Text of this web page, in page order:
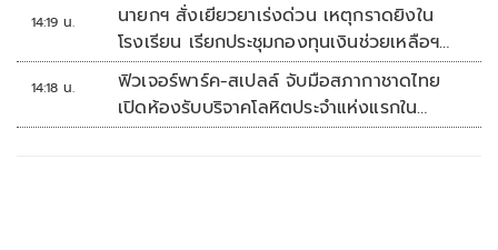
14:19 น.
นายกฯ สั่งเยียวยาเร่งด่วน เหตุกราดยิงใน
โรงเรียน เรียกประชุมกองทุนเงินช่วยเหลือฯ
ทันที
14:18 น.
ฟิวเจอร์พาร์ค-สเปลล์ จับมือสภากาชาดไทย
เปิดห้องรับบริจาคโลหิตประจำแห่งแรกใน
ศูนย์การค้าปทุมธานี